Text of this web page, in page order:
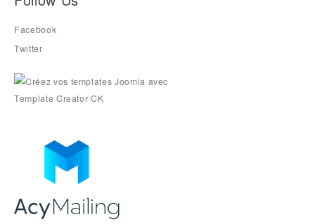
Facebook
Twitter